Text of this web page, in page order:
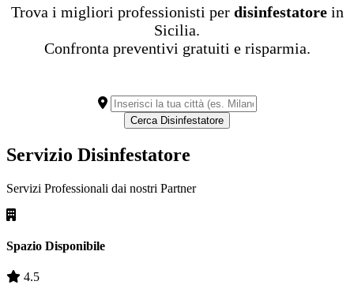
Trova i migliori professionisti per disinfestatore in
Sicilia.
Confronta preventivi gratuiti e risparmia.
Cerca Disinfestatore
Servizio Disinfestatore
Servizi Professionali dai nostri Partner
Spazio Disponibile
4.5